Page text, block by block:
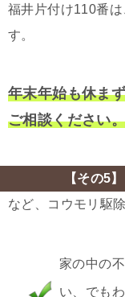
福井片付け110番は
す。
年末年始も休ま
ご相談ください。
【その5
など、コウモリ駆
家の中の
い、でも